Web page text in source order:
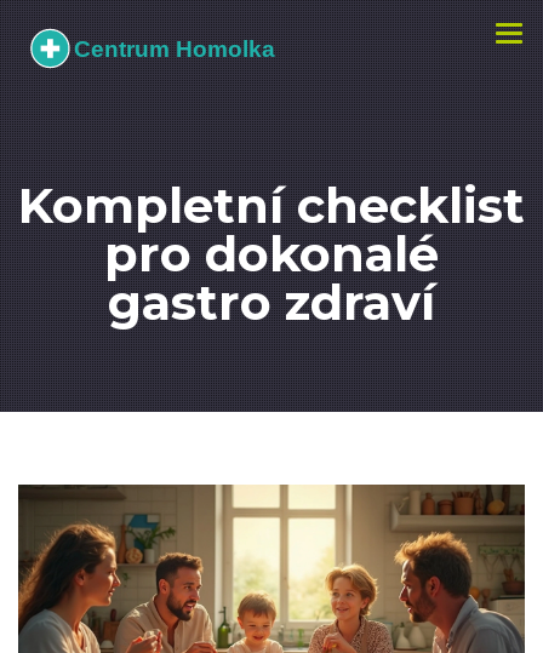
Kompletní checklist
pro dokonalé
gastro zdraví